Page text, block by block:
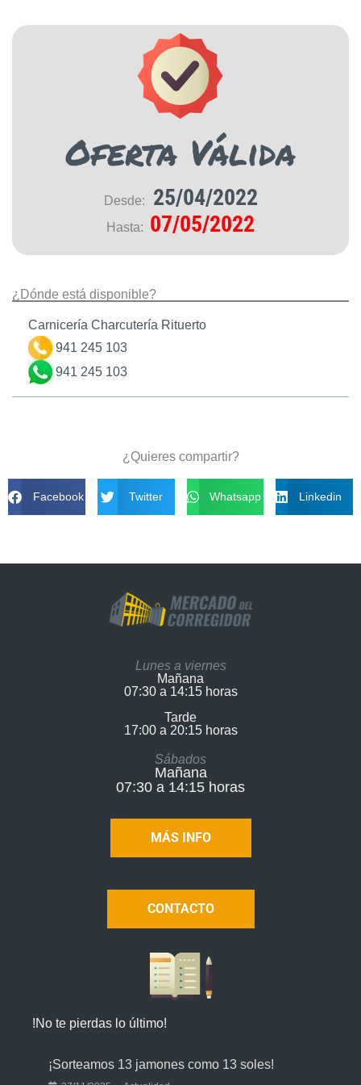
Oferta Válida
Desde: 25/04/2022
Hasta: 07/05/2022
¿Dónde está disponible?
Carnicería Charcutería Rituerto
941 245 103
941 245 103
¿Quieres compartir?
Facebook Twitter Whatsapp Linkedin
Lunes a viernes
Mañana
07:30 a 14:15 horas
Tarde
17:00 a 20:15 horas​
Sábados
Mañana
07:30 a 14:15 horas
MÁS INFO
CONTACTO
!No te pierdas lo último!
¡Sorteamos 13 jamones como 13 soles!